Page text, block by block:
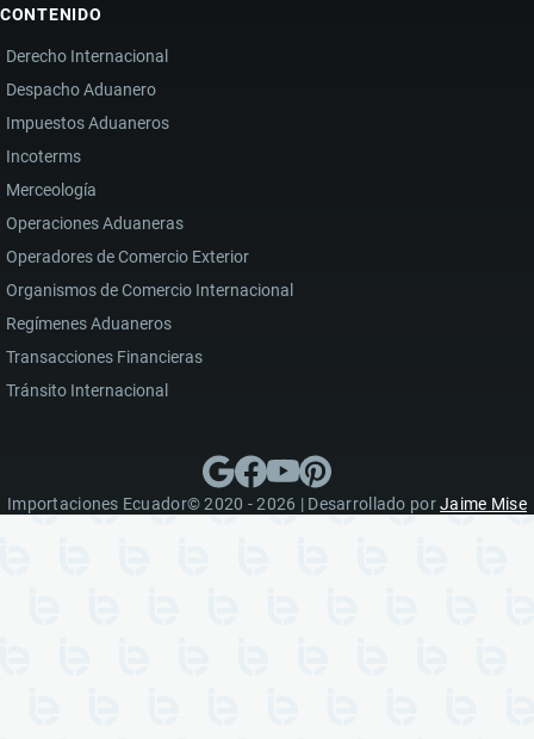
CONTENIDO
Derecho Internacional
Despacho Aduanero
Impuestos Aduaneros
Incoterms
Merceología
Operaciones Aduaneras
Operadores de Comercio Exterior
Organismos de Comercio Internacional
Regímenes Aduaneros
Transacciones Financieras
Tránsito Internacional
Importaciones Ecuador© 2020 - 2026 | Desarrollado porJaime Mise